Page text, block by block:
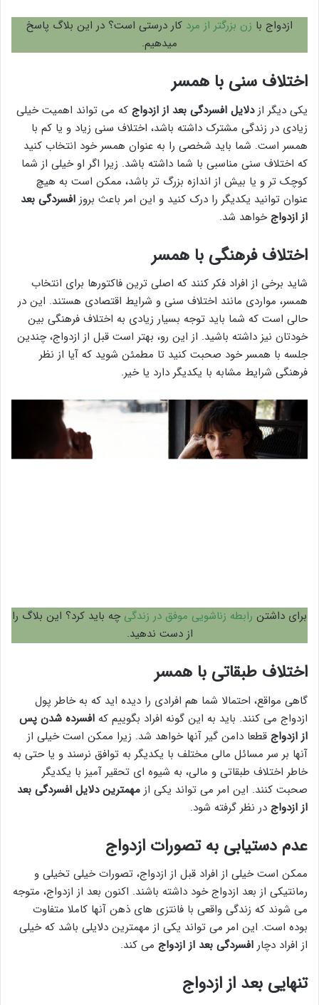
ازدواج با زن بزرگتر از مرد کار درستی است؟ در این بلاگ پاسخ
میدهیم.
اختلاف سنی با همسر
یکی دیگر ازدلایل افسردگی بعد از ازدواج که می تواند اهمیت خیلی
زیادی در زندگی مشترک داشته باشد، اختلاف سنی زیاد و یا کم با
همسر است. شما باید شخصی را به عنوان همسر خود انتخاب کنید
که اختلاف سنی مناسبی با شما داشته باشد. زیرا اگر او خیلی از شما
کوچک تر و یا بیش از اندازه بزرگ تر باشد، ممکن است به هیچ
عنوان توانید یکدیگر را درک کنید و این امر باعث بروز افسردگی بعد
از ازدواجخواهد شد.
اختلاف فرهنگی با همسر
شاید برخی از افراد فکر کنند که اصلی ترین فاکتورها برای انتخاب
همسر، مواردی مانند اختلاف سنی و شرایط اقتصادی هستند. این در
حالی است که شما باید توجه بسیار زیادی به اختلاف فرهنگی بین
خودتان نیز داشته باشید. از این رو، بهتر است قبل از ازدواج، چندین
جلسه با همسر خود صحبت کنید تا مطمئن شوید که آیا از نظر
فرهنگی شرایط مشابه با یکدیگر دارد یا خیر.
برای داشتن رابطه زناشویی موفق در زندگی چه باید کرد؟ این بلاگ را
از دست ندهید.
اختلاف طبقاتی با همسر
گاهی مواقع، احتمالا شما هم افرادی را دیده اید که به خاطر پول
ازدواج می کنند. باید به این گونه افراد بگوییم که افسرده شدن پس
از ازدواج قطعا دامن گیر آنها خواهد شد. زیرا ممکن است خیلی از
آنها بر سر مسائل مالی مختلف با یکدیگر به توافق نرسند و یا حتی به
خاطر اختلاف طبقاتی و مالی، به شیوه ای تحقیر آمیز با یکدیگر
صحبت کنند. این امر می تواند یکی از مهمترین دلایل افسردگی بعد
از ازدواج در نظر گرفته شود.
عدم دستیابی به تصورات ازدواج
ممکن است خیلی از افراد قبل از ازدواج، تصورات خیلی تخیلی و
رمانتیکی از بعد ازدواج خود داشته باشند. اکنون بعد از ازدواج، متوجه
می شوند که زندگی واقعی با فانتزی های ذهن آنها کاملا متفاوت
بوده است. این امر می تواند یکی از مهمترین دلایلی باشد که خیلی
از افراد دچار افسردگی بعد از ازدواج می کند.
تنهایی بعد از ازدواج